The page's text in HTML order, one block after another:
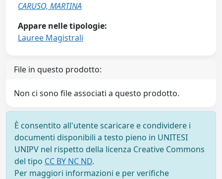
CARUSO, MARTINA
Appare nelle tipologie:
Lauree Magistrali
File in questo prodotto:
Non ci sono file associati a questo prodotto.
È consentito all'utente scaricare e condividere i
documenti disponibili a testo pieno in UNITESI
UNIPV nel rispetto della licenza Creative Commons
del tipo CC BY NC ND.
Per maggiori informazioni e per verifiche